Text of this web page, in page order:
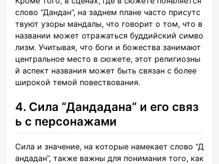
слово “Дандан”, на заднем плане часто присутс
твуют узоры мандалы, что говорит о том, что в
названии может отражаться буддийский симво
лизм. Учитывая, что боги и божества занимают
центральное место в сюжете, этот религиозны
й аспект названия может быть связан с более
широкой темой повествования.
4. Сила “Дандадана” и его связ
ь с персонажами
Сила и значение, на которые намекает слово “Д
андадан”, также важны для понимания того, как